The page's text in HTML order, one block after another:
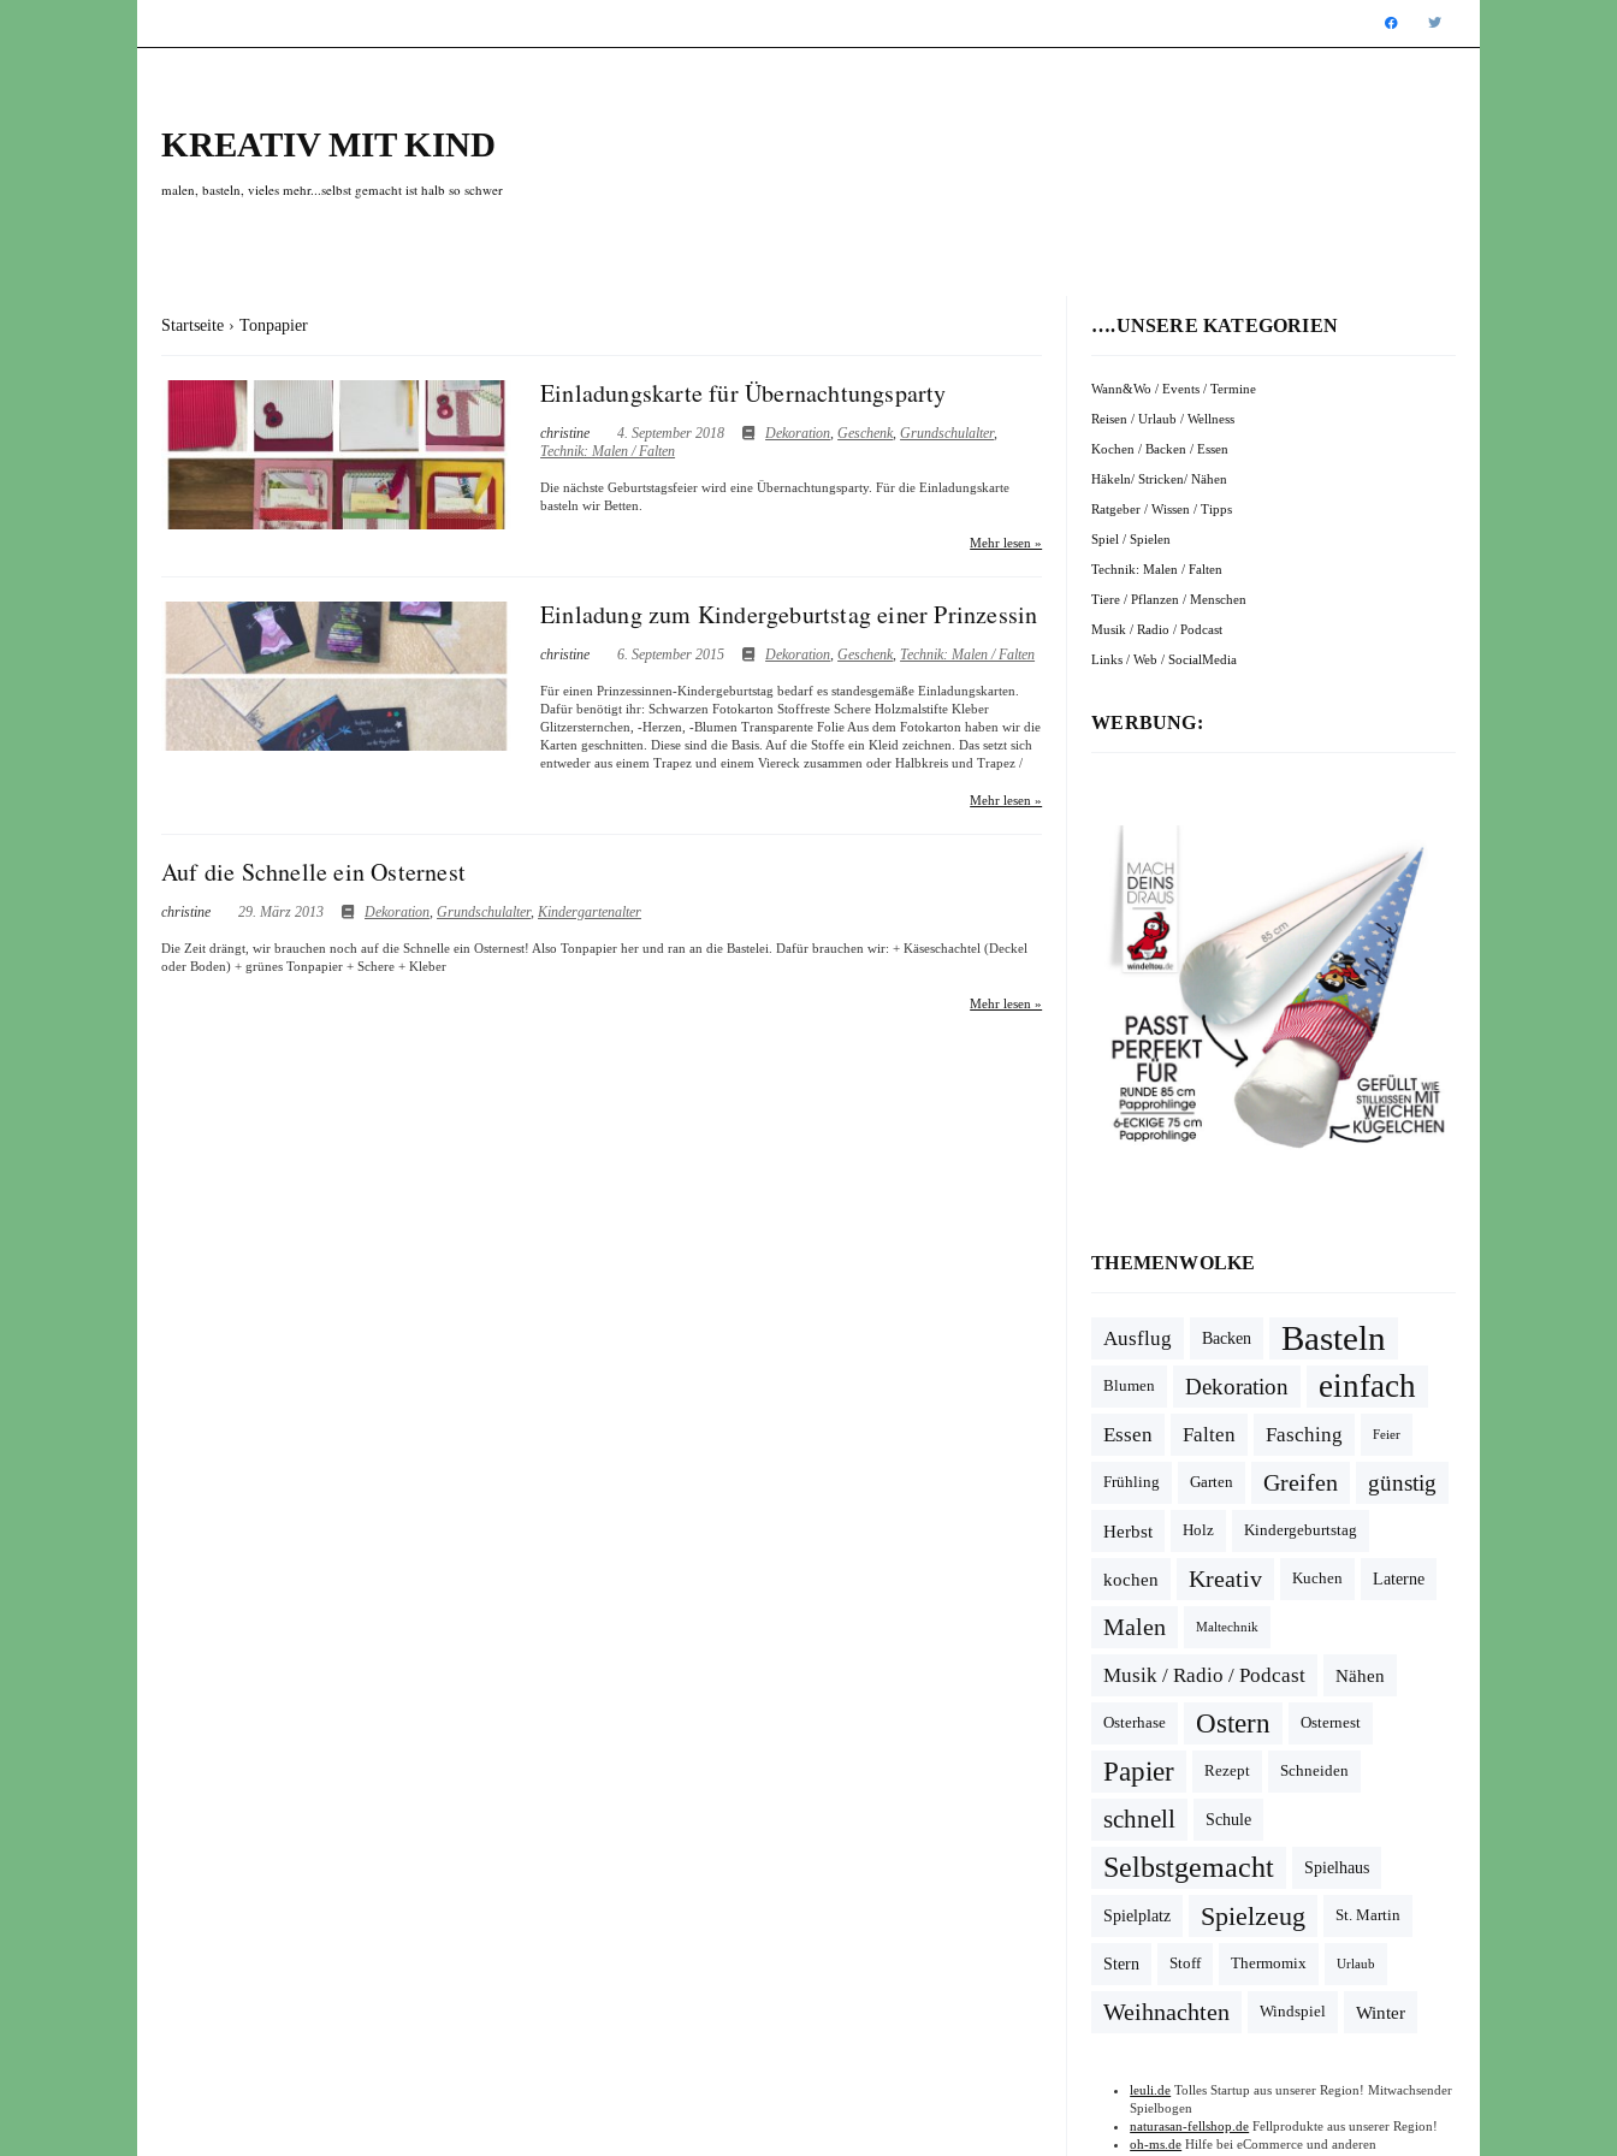
KREATIV MIT KIND
malen, basteln, vieles mehr...selbst gemacht ist halb so schwer
Startseite › Tonpapier
Einladungskarte für Übernachtungsparty
christine 4. September 2018 Dekoration,Geschenk,Grundschulalter,
Technik: Malen / Falten
Die nächste Geburtstagsfeier wird eine Übernachtungsparty. Für die Einladungskarte
basteln wir Betten.
Mehr lesen »
Einladung zum Kindergeburtstag einer Prinzessin
christine 6. September 2015 Dekoration,Geschenk, Technik: Malen / Falten
Für einen Prinzessinnen-Kindergeburtstag bedarf es standesgemäße Einladungskarten.
Dafür benötigt ihr: Schwarzen Fotokarton Stoffreste Schere Holzmalstifte Kleber
Glitzersternchen, -Herzen, -Blumen Transparente Folie Aus dem Fotokarton haben wir die
Karten geschnitten. Diese sind die Basis. Auf die Stoffe ein Kleid zeichnen. Das setzt sich
entweder aus einem Trapez und einem Viereck zusammen oder Halbkreis und Trapez /
Mehr lesen »
Auf die Schnelle ein Osternest
christine 29. März 2013 Dekoration, Grundschulalter, Kindergartenalter
Die Zeit drängt, wir brauchen noch auf die Schnelle ein Osternest! Also Tonpapier her und ran an die Bastelei. Dafür brauchen wir: + Käseschachtel (Deckel
oder Boden) + grünes Tonpapier + Schere + Kleber
Mehr lesen »
….UNSERE KATEGORIEN
Wann&Wo / Events / Termine
Reisen / Urlaub / Wellness
Kochen / Backen / Essen
Häkeln/ Stricken/ Nähen
Ratgeber / Wissen / Tipps
Spiel / Spielen
Technik: Malen / Falten
Tiere / Pflanzen / Menschen
Musik / Radio / Podcast
Links / Web / SocialMedia
WERBUNG:
THEMENWOLKE
Ausflug Backen Basteln
Blumen Dekoration einfach
Essen Falten Fasching Feier
Frühling Garten Greifen günstig
Herbst Holz Kindergeburtstag
kochen Kreativ Kuchen Laterne
Malen Maltechnik
Musik / Radio / Podcast Nähen
Osterhase Ostern Osternest
Papier Rezept Schneiden
schnell Schule
Selbstgemacht Spielhaus
Spielplatz Spielzeug St. Martin
Stern Stoff Thermomix Urlaub
Weihnachten Windspiel Winter
leuli.de Tolles Startup aus unserer Region! Mitwachsender
Spielbogen
naturasan-fellshop.de Fellprodukte aus unserer Region!
oh-ms.de Hilfe bei eCommerce und anderen